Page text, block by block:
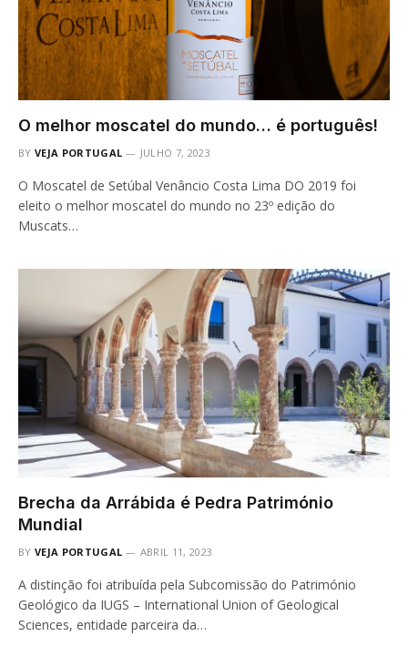
O melhor moscatel do mundo… é português!
BY VEJA PORTUGAL JULHO 7, 2023
O Moscatel de Setúbal Venâncio Costa Lima DO 2019 foi
eleito o melhor moscatel do mundo no 23º edição do
Muscats…
Brecha da Arrábida é Pedra Património
Mundial
BY VEJA PORTUGAL ABRIL 11, 2023
A distinção foi atribuída pela Subcomissão do Património
Geológico da IUGS – International Union of Geological
Sciences, entidade parceira da…